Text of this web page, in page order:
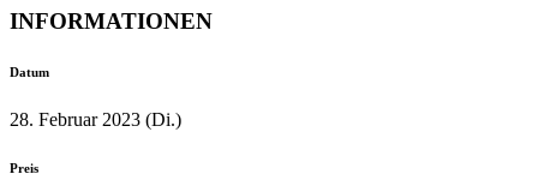
INFORMATIONEN
Datum
28. Februar 2023 (Di.)
Preis